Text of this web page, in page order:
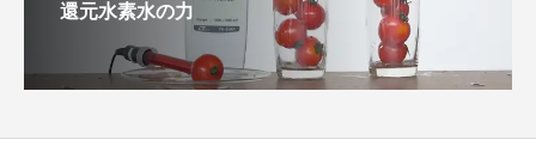
還元水素水の力